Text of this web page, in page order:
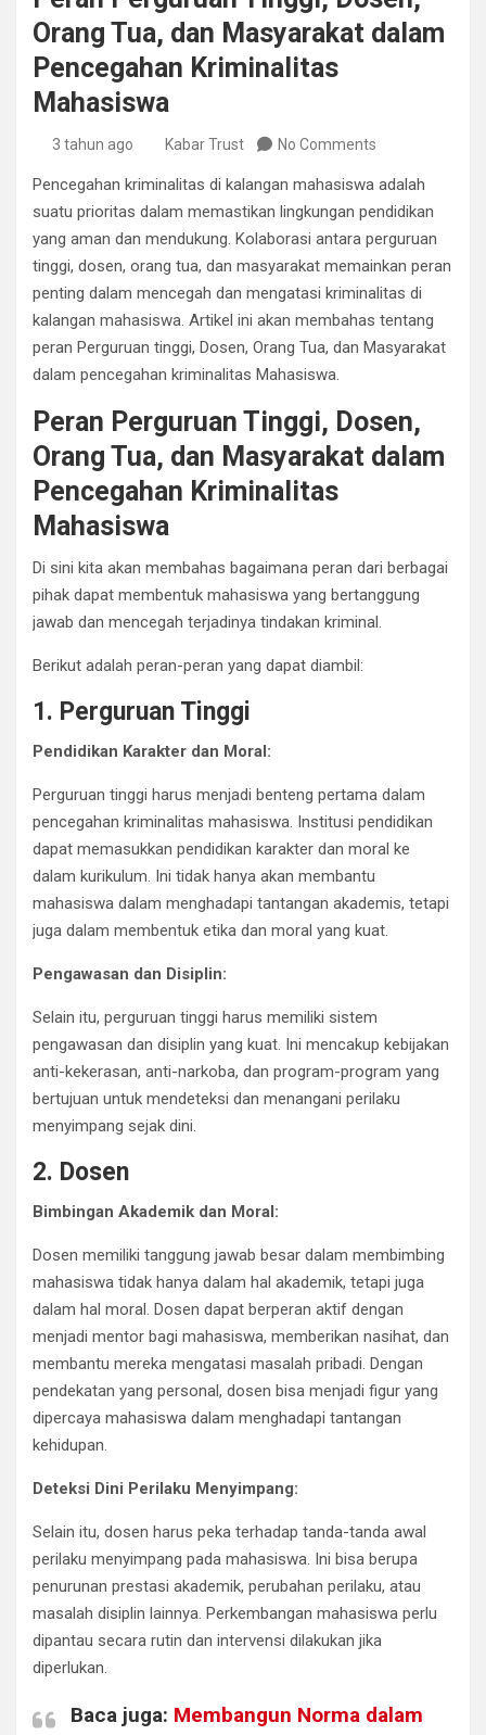
Orang Tua, dan Masyarakat dalam
Pencegahan Kriminalitas
Mahasiswa
3 tahun ago Kabar Trust No Comments
Pencegahan kriminalitas di kalangan mahasiswa adalah
suatu prioritas dalam memastikan lingkungan pendidikan
yang aman dan mendukung. Kolaborasi antara perguruan
tinggi, dosen, orang tua, dan masyarakat memainkan peran
penting dalam mencegah dan mengatasi kriminalitas di
kalangan mahasiswa. Artikel ini akan membahas tentang
peran Perguruan tinggi, Dosen, Orang Tua, dan Masyarakat
dalam pencegahan kriminalitas Mahasiswa.
Peran Perguruan Tinggi, Dosen,
Orang Tua, dan Masyarakat dalam
Pencegahan Kriminalitas
Mahasiswa
Di sini kita akan membahas bagaimana peran dari berbagai
pihak dapat membentuk mahasiswa yang bertanggung
jawab dan mencegah terjadinya tindakan kriminal.
Berikut adalah peran-peran yang dapat diambil:
1. Perguruan Tinggi
Pendidikan Karakter dan Moral:
Perguruan tinggi harus menjadi benteng pertama dalam
pencegahan kriminalitas mahasiswa. Institusi pendidikan
dapat memasukkan pendidikan karakter dan moral ke
dalam kurikulum. Ini tidak hanya akan membantu
mahasiswa dalam menghadapi tantangan akademis, tetapi
juga dalam membentuk etika dan moral yang kuat.
Pengawasan dan Disiplin:
Selain itu, perguruan tinggi harus memiliki sistem
pengawasan dan disiplin yang kuat. Ini mencakup kebijakan
anti-kekerasan, anti-narkoba, dan program-program yang
bertujuan untuk mendeteksi dan menangani perilaku
menyimpang sejak dini.
2. Dosen
Bimbingan Akademik dan Moral:
Dosen memiliki tanggung jawab besar dalam membimbing
mahasiswa tidak hanya dalam hal akademik, tetapi juga
dalam hal moral. Dosen dapat berperan aktif dengan
menjadi mentor bagi mahasiswa, memberikan nasihat, dan
membantu mereka mengatasi masalah pribadi. Dengan
pendekatan yang personal, dosen bisa menjadi figur yang
dipercaya mahasiswa dalam menghadapi tantangan
kehidupan.
Deteksi Dini Perilaku Menyimpang:
Selain itu, dosen harus peka terhadap tanda-tanda awal
perilaku menyimpang pada mahasiswa. Ini bisa berupa
penurunan prestasi akademik, perubahan perilaku, atau
masalah disiplin lainnya. Perkembangan mahasiswa perlu
dipantau secara rutin dan intervensi dilakukan jika
diperlukan.
Baca juga: Membangun Norma dalam